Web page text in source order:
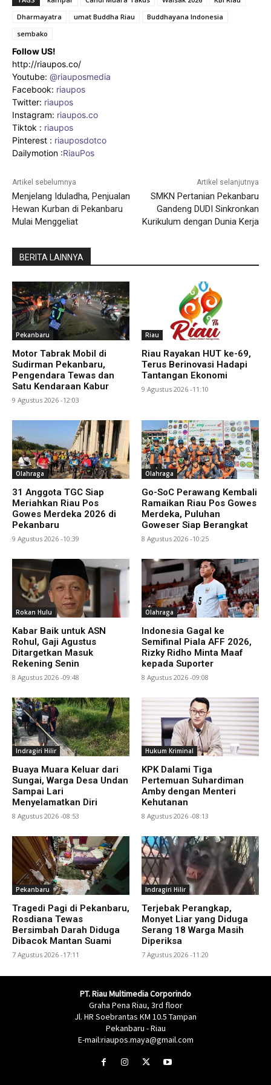
Dharmayatra
umat Buddha Riau
Buddhayana Indonesia
sembako
Follow US!
http://riaupos.co/
Youtube: @riauposmedia
Facebook: riaupos
Twitter: riaupos
Instagram: riaupos.co
Tiktok : riaupos
Pinterest : riauposdotco
Dailymotion :RiauPos
Artikel sebelumnya
Menjelang Iduladha, Penjualan
Hewan Kurban di Pekanbaru
Mulai Menggeliat
Artikel selanjutnya
SMKN Pertanian Pekanbaru
Gandeng DUDI Sinkronkan
Kurikulum dengan Dunia Kerja
BERITA LAINNYA
Pekanbaru
Motor Tabrak Mobil di
Sudirman Pekanbaru,
Pengendara Tewas dan
Satu Kendaraan Kabur
9 Agustus 2026 -12:03
Riau
Riau Rayakan HUT ke-69,
Terus Berinovasi Hadapi
Tantangan Ekonomi
9 Agustus 2026 -11:10
Olahraga
31 Anggota TGC Siap
Meriahkan Riau Pos
Gowes Merdeka 2026 di
Pekanbaru
9 Agustus 2026 -10:39
Olahraga
Go-SoC Perawang Kembali
Ramaikan Riau Pos Gowes
Merdeka, Puluhan
Goweser Siap Berangkat
8 Agustus 2026 -10:25
Rokan Hulu
Kabar Baik untuk ASN
Rohul, Gaji Agustus
Ditargetkan Masuk
Rekening Senin
8 Agustus 2026 -09:48
Olahraga
Indonesia Gagal ke
Semifinal Piala AFF 2026,
Rizky Ridho Minta Maaf
kepada Suporter
8 Agustus 2026 -09:08
Indragiri Hilir
Buaya Muara Keluar dari
Sungai, Warga Desa Undan
Sampai Lari
Menyelamatkan Diri
8 Agustus 2026 -08:53
Hukum Kriminal
KPK Dalami Tiga
Pertemuan Suhardiman
Amby dengan Menteri
Kehutanan
8 Agustus 2026 -08:13
Pekanbaru
Tragedi Pagi di Pekanbaru,
Rosdiana Tewas
Bersimbah Darah Diduga
Dibacok Mantan Suami
7 Agustus 2026 -17:11
Indragiri Hilir
Terjebak Perangkap,
Monyet Liar yang Diduga
Serang 18 Warga Masih
Diperiksa
7 Agustus 2026 -11:20
PT. Riau Multimedia Corporindo
Graha Pena Riau, 3rd floor
Jl. HR Soebrantas KM 10.5 Tampan
Pekanbaru - Riau
E-mail:riaupos.maya@gmail.com